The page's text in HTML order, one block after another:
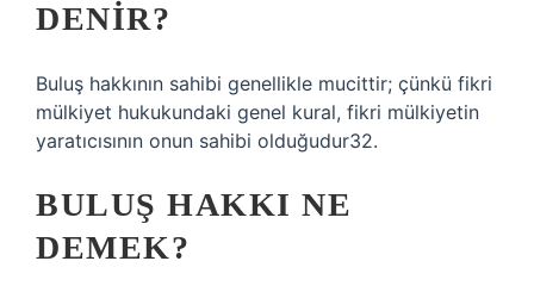
DENIR?
Buluş hakkının sahibi genellikle mucittir; çünkü fikri
mülkiyet hukukundaki genel kural, fikri mülkiyetin
yaratıcısının onun sahibi olduğudur32.
BULUŞ HAKKI NE
DEMEK?